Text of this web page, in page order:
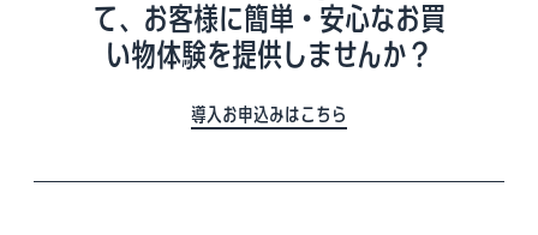
て、お客様に簡単・安心なお買
い物体験を提供しませんか？
導入お申込みはこちら